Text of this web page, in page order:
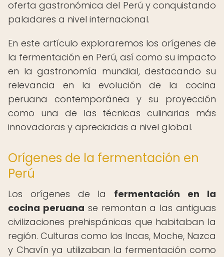
oferta gastronómica del Perú y conquistando
paladares a nivel internacional.
En este artículo exploraremos los orígenes de
la fermentación en Perú, así como su impacto
en la gastronomía mundial, destacando su
relevancia en la evolución de la cocina
peruana contemporánea y su proyección
como una de las técnicas culinarias más
innovadoras y apreciadas a nivel global.
Orígenes de la fermentación en
Perú
Los orígenes de la fermentación en la
cocina peruana se remontan a las antiguas
civilizaciones prehispánicas que habitaban la
región. Culturas como los Incas, Moche, Nazca
y Chavín ya utilizaban la fermentación como